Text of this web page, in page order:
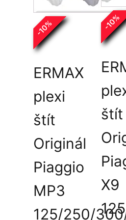
-
10
%
ERMAX
plexi
štít
Originál
Piaggio
MP3
125/250/
si
môžete
vybrať
na
produktu.
-
10
%
štít
X9
si
vybrať
na
stránke